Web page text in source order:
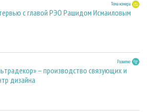
Тема номера
с главой РЭО Рашидом Исмаиловым
Развитие
– производство связующих и
дизайна